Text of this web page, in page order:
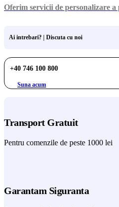
Oferim servicii de personalizare a
Ai intrebari? | Discuta cu noi
+40 746 100 800
Suna acum
Transport Gratuit
Pentru comenzile de peste 1000 lei
Garantam Siguranta